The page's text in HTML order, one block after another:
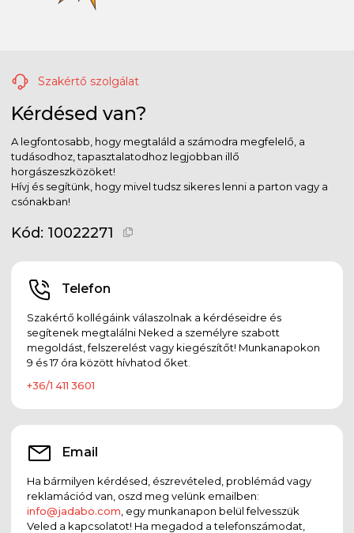
Szakértő szolgálat
Kérdésed van?
A legfontosabb, hogy megtaláld a számodra megfelelő, a
tudásodhoz, tapasztalatodhoz legjobban illő
horgászeszközöket!
Hívj és segítünk, hogy mivel tudsz sikeres lenni a parton vagy a
csónakban!
Kód: 10022271
Telefon
Szakértő kollégáink válaszolnak a kérdéseidre és
segítenek megtalálni Neked a személyre szabott
megoldást, felszerelést vagy kiegészítőt! Munkanapokon
9 és 17 óra között hívhatod őket.
+36/1 411 3601
Email
Ha bármilyen kérdésed, észrevételed, problémád vagy
reklamációd van, oszd meg velünk emailben:
info@jadabo.com , egy munkanapon belül felvesszük
Veled a kapcsolatot! Ha megadod a telefonszámodat,